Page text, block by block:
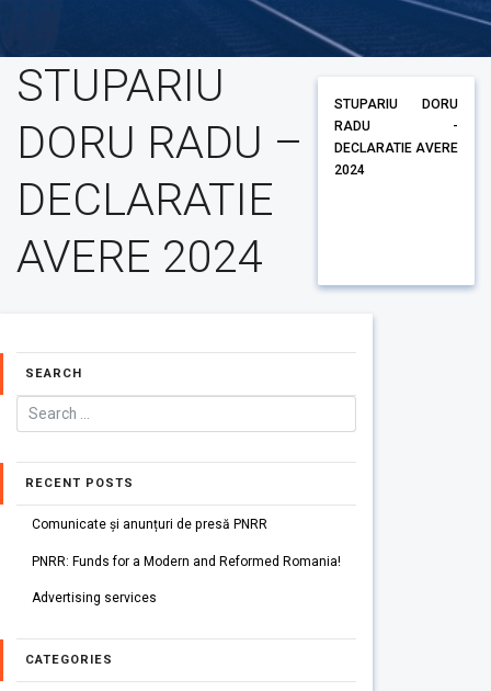
STUPARIU
DORU RADU –
DECLARATIE
AVERE 2024
STUPARIU DORU
RADU -
DECLARATIE AVERE
2024
SEARCH
RECENT POSTS
Comunicate și anunțuri de presă PNRR
PNRR: Funds for a Modern and Reformed Romania!
Advertising services
CATEGORIES